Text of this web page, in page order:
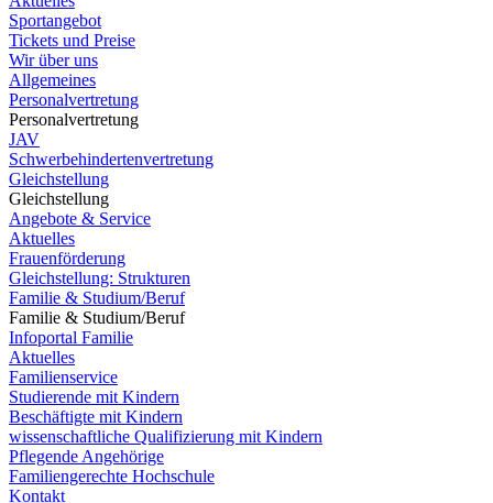
Sportangebot
Tickets und Preise
Wir über uns
Allgemeines
Personalvertretung
Personalvertretung
JAV
Schwerbehindertenvertretung
Gleichstellung
Gleichstellung
Angebote & Service
Aktuelles
Frauenförderung
Gleichstellung: Strukturen
Familie & Studium/Beruf
Familie & Studium/Beruf
Infoportal Familie
Aktuelles
Familienservice
Studierende mit Kindern
Beschäftigte mit Kindern
wissenschaftliche Qualifizierung mit Kindern
Pflegende Angehörige
Familiengerechte Hochschule
Kontakt